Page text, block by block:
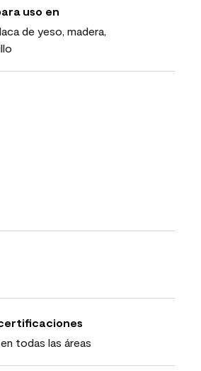
uso en
de yeso, madera,
todas las áreas